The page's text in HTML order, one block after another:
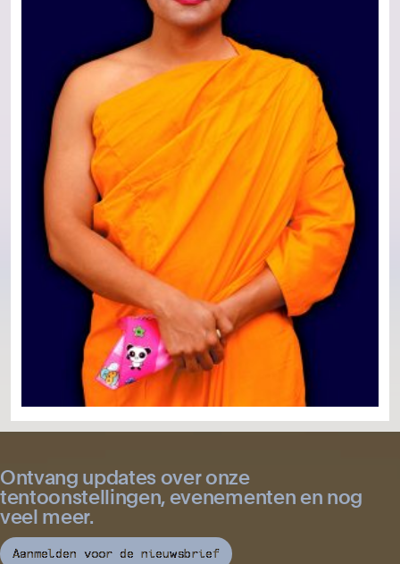
Ontvang updates over onze
tentoonstellingen, evenementen en nog
veel meer.
Aanmelden voor de nieuwsbrief